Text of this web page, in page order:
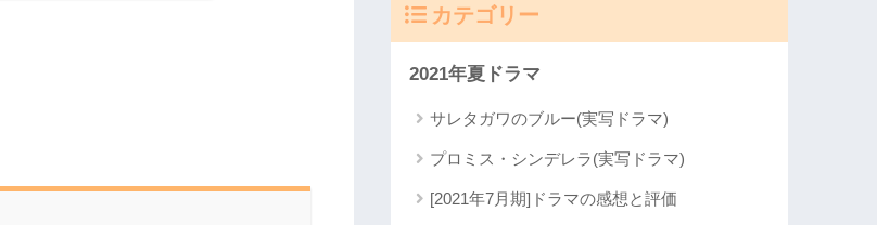
カテゴリー
2021年夏ドラマ
サレタガワのブルー(実写ドラマ)
プロミス・シンデレラ(実写ドラマ)
[2021年7月期]ドラマの感想と評価